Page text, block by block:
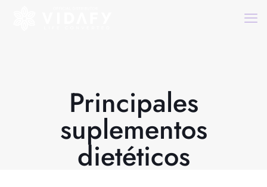
Principales
suplementos
dietéticos